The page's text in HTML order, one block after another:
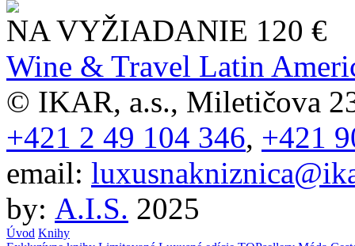
NA VYŽIADANIE 120 €
Wine & Travel Latin
© IKAR, a.s., Miletičova
+421 2 49 104 346, +421
email:
by: A.I.S. 2025
Úvod Knihy